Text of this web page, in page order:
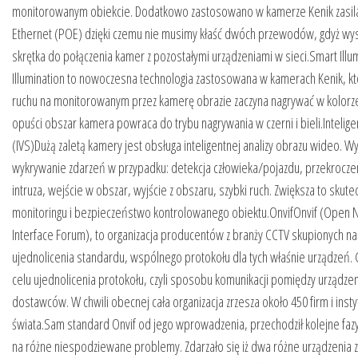
monitorowanym obiekcie. Dodatkowo zastosowano w kamerze Kenik
Ethernet (POE) dzięki czemu nie musimy kłaść dwóch przewodów, gdyż
skrętka do połączenia kamer z pozostałymi urządzeniami w sieci.Smart
Illumination to nowoczesna technologia zastosowana w kamerach Kenik,
ruchu na monitorowanym przez kamerę obrazie zaczyna nagrywać w
opuści obszar kamera powraca do trybu nagrywania w czerni i
(IVS)Dużą zaletą kamery jest obsługa inteligentnej analizy obrazu wideo.
wykrywanie zdarzeń w przypadku: detekcja człowieka/pojazdu,
intruza, wejście w obszar, wyjście z obszaru, szybki ruch. Zwiększa to
monitoringu i bezpieczeństwo kontrolowanego obiektu.OnvifOnvif (Open
Interface Forum), to organizacja producentów z branży CCTV skupionych
ujednolicenia standardu, wspólnego protokołu dla tych właśnie urządzeń.
celu ujednolicenia protokołu, czyli sposobu komunikacji pomiędzy
dostawców. W chwili obecnej cała organizacja zrzesza około 450 firm i
świata.Sam standard Onvif od jego wprowadzenia, przechodził kolejne
na różne niespodziewane problemy. Zdarzało się iż dwa różne urządzenia z